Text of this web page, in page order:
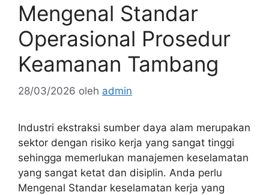
Mengenal Standar
Operasional Prosedur
Keamanan Tambang
28/03/2026 oleh admin
Industri ekstraksi sumber daya alam merupakan
sektor dengan risiko kerja yang sangat tinggi
sehingga memerlukan manajemen keselamatan
yang sangat ketat dan disiplin. Anda perlu
Mengenal Standar keselamatan kerja yang